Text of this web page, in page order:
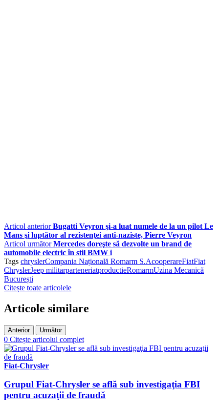
Articol anterior Bugatti Veyron şi-a luat numele de la un pilot Le
Mans şi luptător al rezistenţei anti-naziste, Pierre Veyron
Articol următor Mercedes doreşte să dezvolte un brand de
automobile electric în stil BMW i
Tags chryslerCompania Națională Romarm S.AcooperareFiatFiat
ChryslerJeep militarparteneriatproductieRomarmUzina Mecanică
București
Citește toate articolele
Articole similare
Anterior Următor
0 Citește articolul complet
Fiat-Chrysler
Grupul Fiat-Chrysler se află sub investigaţia FBI
pentru acuzaţii de fraudă